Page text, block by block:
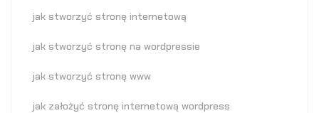
jak stworzyć stronę internetową
jak stworzyć stronę na wordpressie
jak stworzyć stronę www
jak założyć stronę internetową wordpress